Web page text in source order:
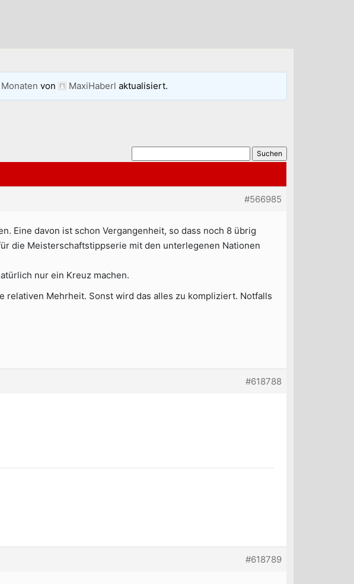
von MaxiHaberl aktualisiert.
#566985
Eine davon ist schon Vergangenheit, so dass noch 8 übrig
die Meisterschaftstippserie mit den unterlegenen Nationen
nur ein Kreuz machen.
Mehrheit. Sonst wird das alles zu kompliziert. Notfalls
#618788
#618789